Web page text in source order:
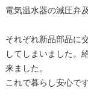
電気温水器の減圧弁
それぞれ新品部品に
してしまいました。
来ました。
これで暮らし安心で